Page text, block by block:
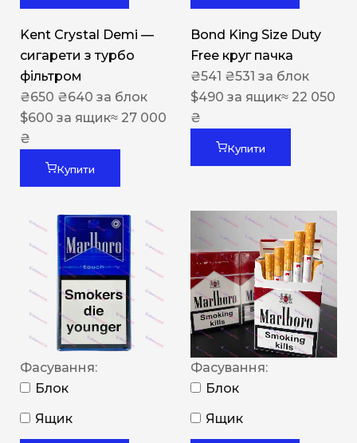
Kent Crystal Demi —
сигарети з турбо
фільтром
₴650 ₴640 за блок
$600 за ящик≈ 27 000
₴
Купити
Bond King Size Duty
Free круг пачка
₴541 ₴531 за блок
$490 за ящик≈ 22 050
₴
Купити
Фасування:
Блок
Ящик
Фасування:
Блок
Ящик